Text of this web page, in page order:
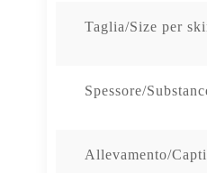
Taglia/Size per
Spessore/
Allevamento/